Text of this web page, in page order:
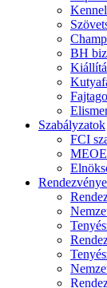
BH
Szabályzatok
FCI